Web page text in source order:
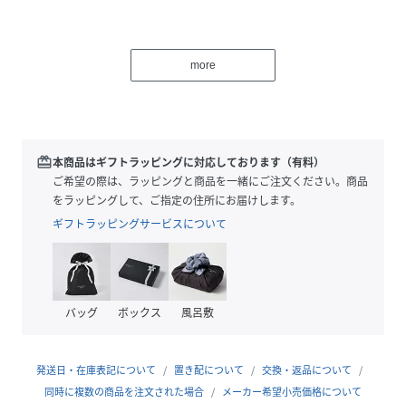
シンプルなトップスのアクセントや、あえてガーリーなコー
ディネートに合わせるのがおすすめです。
※お取り扱い上のご注意
・本品はファッション性を重視した非常にデリケートな装飾
をしています。
・着用（使用）や洗濯、クリーニング時に加わる物理作用に
より装飾の脱落、破損、光沢消失が生じる事があります。
・装飾は引っ掛かり易く取れ易いので周りのものとの接触に
十分にご注意下さい。
[注意事項]
※画像の商品はサンプルです。実際の商品と仕様、加工が若
more
redeem本商品はギフトラッピングに対応しております（有料）
ご希望の際は、ラッピングと商品を一緒にご注文ください。商品
をラッピングして、ご指定の住所にお届けします。
ギフトラッピングサービスについて
バッグ ボックス 風呂敷
発送日・在庫表記について 置き配について
交換・返品について
同時に複数の商品を注文された場合
メーカー希望小売価格について